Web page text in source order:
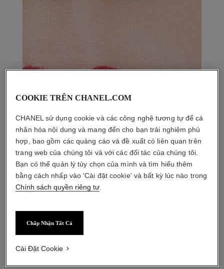
COOKIE TRÊN CHANEL.COM
CHANEL sử dụng cookie và các công nghệ tương tự để cá
nhân hóa nội dung và mang đến cho bạn trải nghiệm phù
hợp, bao gồm các quảng cáo và đề xuất có liên quan trên
trang web của chúng tôi và với các đối tác của chúng tôi.
Bạn có thể quản lý tùy chọn của mình và tìm hiểu thêm
bằng cách nhấp vào 'Cài đặt cookie' và bất kỳ lúc nào trong
Chính sách quyền riêng tư
Chấp Nhận Tất Cả
Cài Đặt Cookie